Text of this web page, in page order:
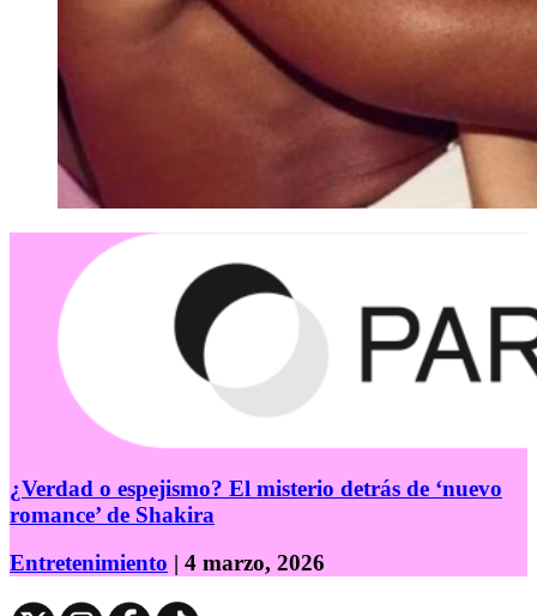
¿Verdad o espejismo? El misterio detrás de ‘nuevo
romance’ de Shakira
Entretenimiento | 4 marzo, 2026